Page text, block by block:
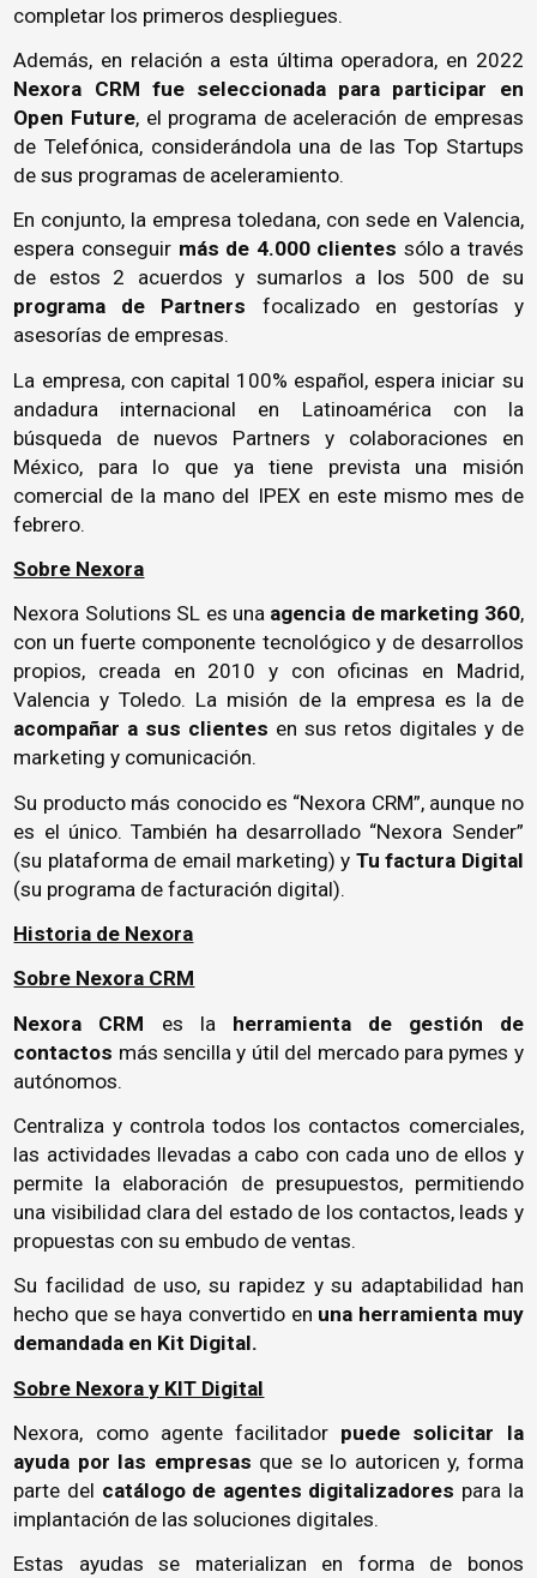
completar los primeros despliegues.
Además, en relación a esta última operadora, en 2022
Nexora CRM fue seleccionada para participar en
Open Future, el programa de aceleración de empresas
de Telefónica, considerándola una de las Top Startups
de sus programas de aceleramiento.
En conjunto, la empresa toledana, con sede en Valencia,
espera conseguir más de 4.000 clientes sólo a través
de estos 2 acuerdos y sumarlos a los 500 de su
programa de Partners focalizado en gestorías y
asesorías de empresas.
La empresa, con capital 100% español, espera iniciar su
andadura internacional en Latinoamérica con la
búsqueda de nuevos Partners y colaboraciones en
México, para lo que ya tiene prevista una misión
comercial de la mano del IPEX en este mismo mes de
febrero.
Sobre Nexora
Nexora Solutions SL es una agencia de marketing 360,
con un fuerte componente tecnológico y de desarrollos
propios, creada en 2010 y con oficinas en Madrid,
Valencia y Toledo. La misión de la empresa es la de
acompañar a sus clientes en sus retos digitales y de
marketing y comunicación.
Su producto más conocido es “Nexora CRM”, aunque no
es el único. También ha desarrollado “Nexora Sender”
(su plataforma de email marketing) y Tu factura Digital
(su programa de facturación digital).
Historia de Nexora
Sobre Nexora CRM
Nexora CRM es la herramienta de gestión de
contactos más sencilla y útil del mercado para pymes y
autónomos.
Centraliza y controla todos los contactos comerciales,
las actividades llevadas a cabo con cada uno de ellos y
permite la elaboración de presupuestos, permitiendo
una visibilidad clara del estado de los contactos, leads y
propuestas con su embudo de ventas.
Su facilidad de uso, su rapidez y su adaptabilidad han
hecho que se haya convertido en una herramienta muy
demandada en Kit Digital.
Sobre Nexora y KIT Digital
Nexora, como agente facilitador puede solicitar la
ayuda por las empresas que se lo autoricen y, forma
parte del catálogo de agentes digitalizadores para la
implantación de las soluciones digitales.
Estas ayudas se materializan en forma de bonos